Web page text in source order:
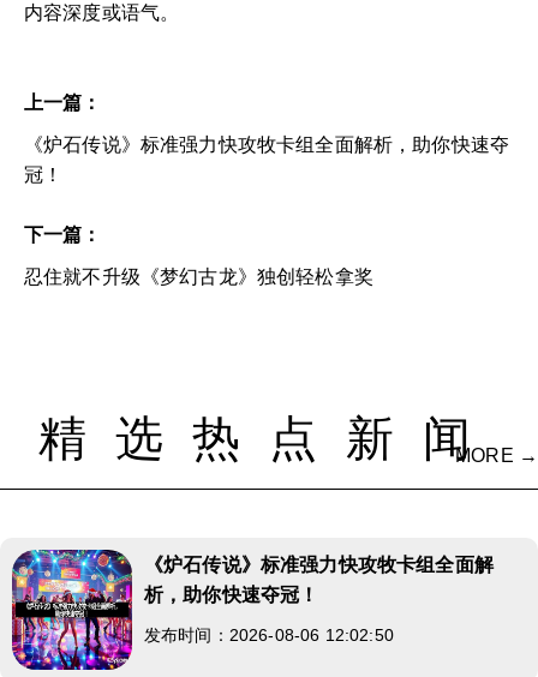
内容深度或语气。
上一篇：
《炉石传说》标准强力快攻牧卡组全面解析，助你快速夺
冠！
下一篇：
忍住就不升级《梦幻古龙》独创轻松拿奖
精选热点新闻
MORE →
《炉石传说》标准强力快攻牧卡组全面解
析，助你快速夺冠！
发布时间：2026-08-06 12:02:50